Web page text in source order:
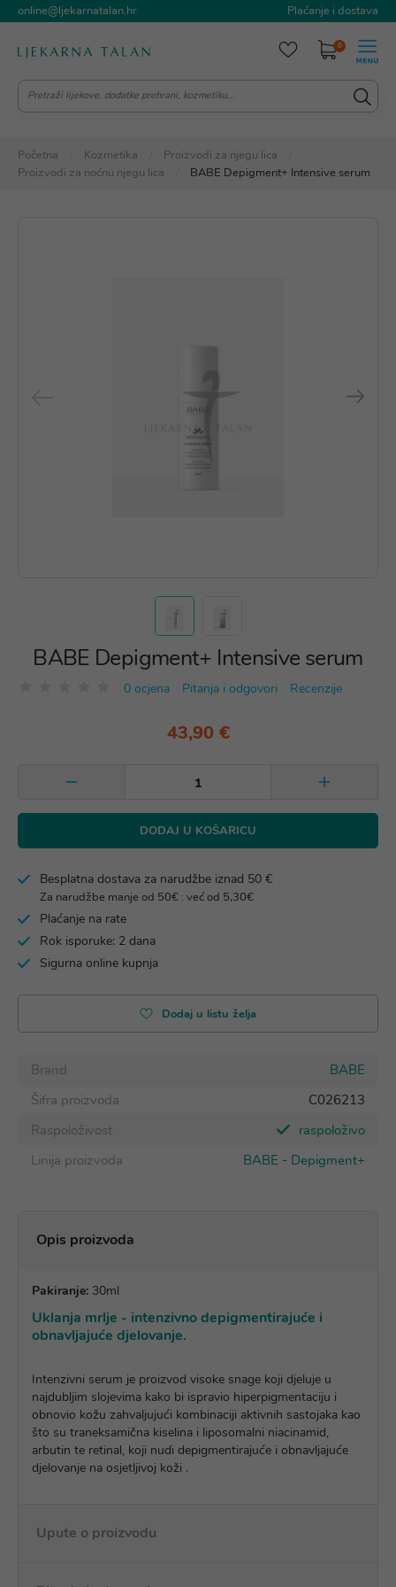
online@ljekarnatalan.hr Plaćanje i dostava
0
Početna Kozmetika
Proizvodi za njegu lica
Proizvodi za noćnu njegu lica
BABE Depigment+ Intensive serum
BABE Depigment+ Intensive serum
0 ocjena Pitanja i odgovori Recenzije
43,90 €
DODAJ U KOŠARICU
Besplatna dostava za narudžbe iznad 50 €
Za narudžbe manje od 50€ : već od 5,30€
Plaćanje na rate
Rok isporuke: 2 dana
Sigurna online kupnja
Dodaj u listu želja
Brand
BABE
Šifra proizvoda
C026213
Raspoloživost
raspoloživo
Linija proizvoda
BABE - Depigment+
Opis proizvoda
Pakiranje: 30ml
Uklanja mrlje - intenzivno depigmentirajuće i
obnavljajuće djelovanje.
Intenzivni serum je proizvod visoke snage koji djeluje u
najdubljim slojevima kako bi ispravio hiperpigmentaciju i
obnovio kožu zahvaljujući kombinaciji aktivnih sastojaka kao
što su traneksamična kiselina i liposomalni niacinamid,
arbutin te retinal, koji nudi depigmentirajuće i obnavljajuće
djelovanje na osjetljivoj koži .
Upute o proizvodu